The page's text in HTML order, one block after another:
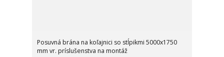
Posuvná brána na koľajnici so stĺpikmi 5000x1750
mm vr. príslušenstva na montáž